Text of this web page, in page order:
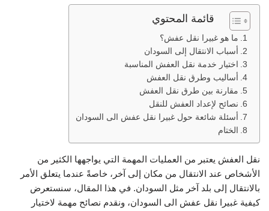
قائمة المحتوي
ما هو غبيرا نقل عفش؟
أسباب الانتقال إلى السودان
اختيار خدمة نقل العفش المناسبة
أساليب وطرق نقل العفش
مقارنة بين طرق نقل العفش
نصائح لإعداد العفش للنقل
أسئلة شائعة حول غبيرا نقل عفش الى السودان
الختام
نقل العفش يعتبر من العمليات المهمة التي يواجهها الكثير من
الأشخاص عند الانتقال من مكان إلى آخر، خاصةً عندما يتعلق الأمر
بالانتقال إلى بلد آخر مثل السودان. في هذا المقال، سنستعرض
كيفية غبيرا نقل عفش الى السودان، ونقدم نصائح مهمة لاختيار